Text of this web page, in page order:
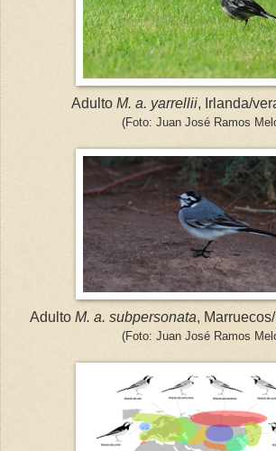
Adulto M. a. yarrellii, Irlanda/
(Foto: Juan José Ramos
Adulto M. a. subpersonata,
(Foto: Juan José Ramos